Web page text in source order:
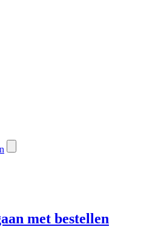
met bestellen